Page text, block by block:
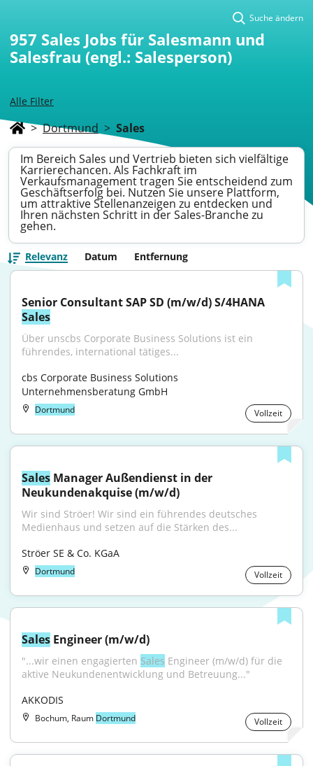
Alle Filter
Suche ändern
957 Sales Jobs für Salesmann und
Salesfrau (engl.: Salesperson)
> Dortmund > Sales
Im Bereich Sales und Vertrieb bieten sich vielfältige
Karrierechancen. Als Fachkraft im
Verkaufsmanagement tragen Sie entscheidend zum
Geschäftserfolg bei. Nutzen Sie unsere Plattform,
um attraktive Stellenanzeigen zu entdecken und
Ihren nächsten Schritt in der Sales-Branche zu
gehen.
Relevanz Datum Entfernung
Sales
Über unscbs Corporate Business Solutions ist ein
führendes, international tätiges...
cbs Corporate Business Solutions
Unternehmensberatung GmbH
Dortmund Vollzeit
Sales Manager Außendienst in der
Neukundenakquise (m/w/d)
Wir sind Ströer! Wir sind ein führendes deutsches
Medienhaus und setzen auf die Stärken des...
Ströer SE & Co. KGaA
Dortmund Vollzeit
Sales Engineer (m/w/d)
"...wir einen engagierten Sales Engineer (m/w/d) für die
aktive Neukundenentwicklung und Betreuung..."
AKKODIS
Bochum, Raum Dortmund Vollzeit